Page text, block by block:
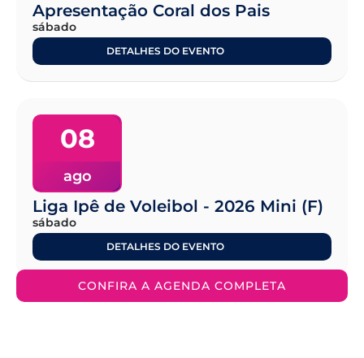
Apresentação Coral dos Pais
sábado
DETALHES DO EVENTO
08
ago
Liga Ipê de Voleibol - 2026 Mini (F)
sábado
DETALHES DO EVENTO
CONFIRA A AGENDA COMPLETA